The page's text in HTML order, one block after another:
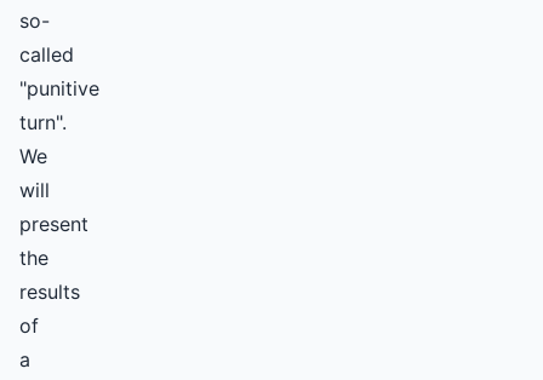
so-
called
"punitive
turn".
We
will
present
the
results
of
a